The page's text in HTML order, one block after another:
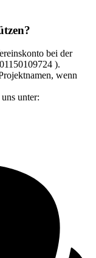
bei der
).
wenn
unter: